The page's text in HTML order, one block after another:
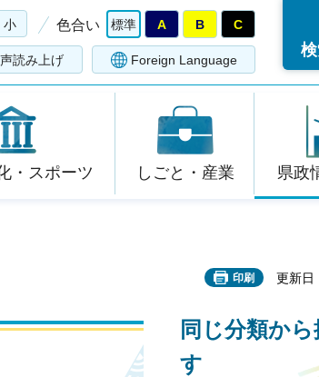
小 色合い 標準 A B C
読み上げ Foreign Language
・スポーツ しごと・産業 県政
印刷 更新日
同じ分類から
す